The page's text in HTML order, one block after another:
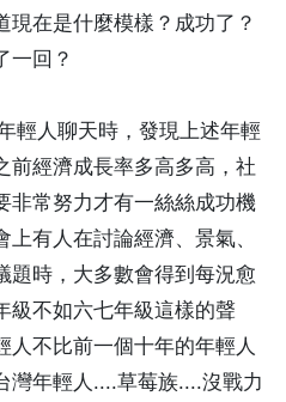
在是什麼模樣？成功了？
一回？
輕人聊天時，發現上述年輕
前經濟成長率多高多高，社
非常努力才有一絲絲成功機
有人在討論經濟、景氣、
題時，大多數會得到每況愈
級不如六七年級這樣的聲
不比前一個十年的年輕人
灣年輕人....草莓族....沒戰力